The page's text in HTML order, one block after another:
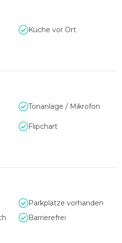
und natürlich
Iglhauser von historisch im
im Glaspalast eindrucksvolle
Detail.
Küche vor Ort
Tonanlage / Mikrofon
Flipchart
Parkplätze vorhanden
Barrierefrei